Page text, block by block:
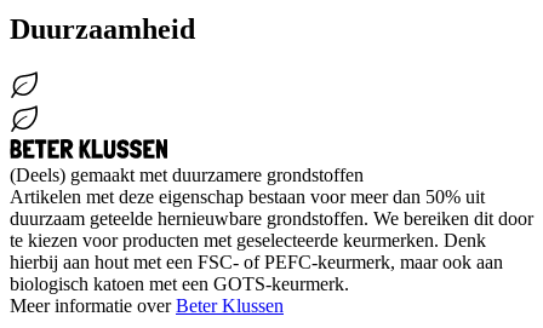
Duurzaamheid
(Deels) gemaakt met duurzamere grondstoffen
Artikelen met deze eigenschap bestaan voor meer dan 50% uit
duurzaam geteelde hernieuwbare grondstoffen. We bereiken dit door
te kiezen voor producten met geselecteerde keurmerken. Denk
hierbij aan hout met een FSC- of PEFC-keurmerk, maar ook aan
biologisch katoen met een GOTS-keurmerk.
Meer informatie overBeter Klussen